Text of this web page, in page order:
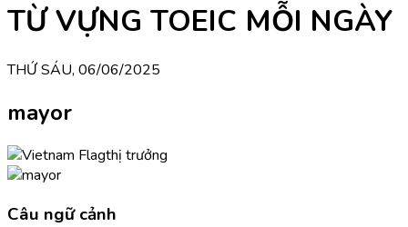
TỪ VỰNG TOEIC MỖI NGÀY
THỨ SÁU, 06/06/2025
mayor
thị trưởng
Câu ngữ cảnh